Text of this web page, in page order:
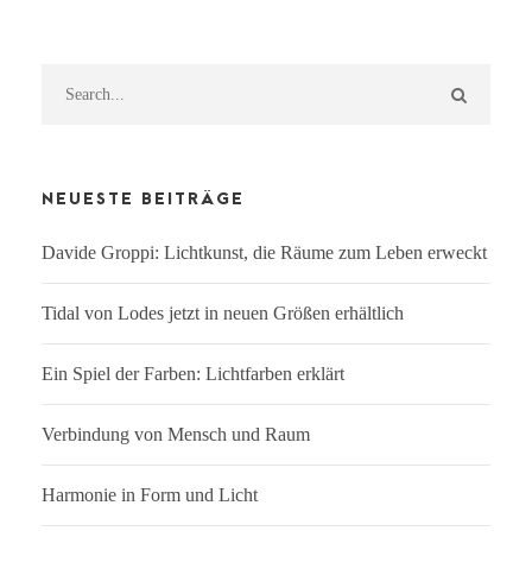
NEUESTE BEITRÄGE
Davide Groppi: Lichtkunst, die Räume zum Leben erweckt
Tidal von Lodes jetzt in neuen Größen erhältlich
Ein Spiel der Farben: Lichtfarben erklärt
Verbindung von Mensch und Raum
Harmonie in Form und Licht